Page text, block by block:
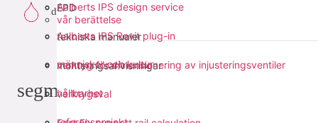
EPD
tekniska manualer
monteringsanvisningar
Aalberts IPS design service
Aalberts IPS Revit plug-in
verktyg för dimensionering av injusteringsventiler
verktygsval
vår berättelse
människor och kultur
hållbarhet
dricksvatten
segment